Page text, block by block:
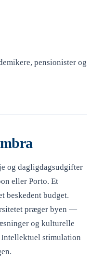
pensionister og
og dagligdagsudgifter
eller Porto. Et
beskedent budget.
præger byen —
og kulturelle
stimulation